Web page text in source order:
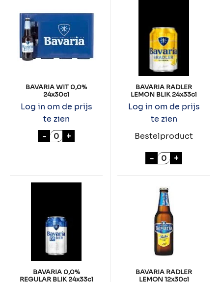
BAVARIA WIT 0,0%
24x30cl
Log in om de prijs
te zien
- BAVARIA WIT 0,0% 24x30cl aantal
+
BAVARIA RADLER
LEMON BLIK 24x33cl
Log in om de prijs
te zien
Bestelproduct
- BAVARIA
+
BAVARIA 0,0%
REGULAR BLIK 24x33cl
BAVARIA RADLER
LEMON 12x30cl